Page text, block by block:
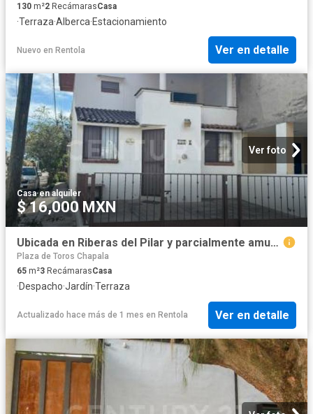
130 m²2 RecámarasCasa
·Terraza·Alberca·Estacionamiento
Nuevo en Rentola Ver en detalle
Ver foto
Casa·en alquiler
$ 16,000 MXN
Ubicada en Riberas del Pilar y parcialmente amueblada
Plaza de Toros Chapala
65 m²3 RecámarasCasa
·Despacho·Jardín·Terraza
Actualizado hace más de 1 mes en Rentola Ver en detalle